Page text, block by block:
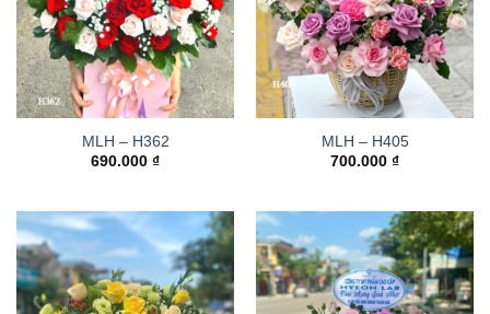
MLH – H362
690.000 ₫
MLH – H405
700.000 ₫